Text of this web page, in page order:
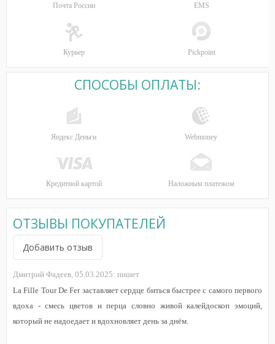
Почта России EMS
Курьер Pickpoint
СПОСОБЫ ОПЛАТЫ:
Яндекс Деньги Webmoney
Кредитной картой Наложным платежом
ОТЗЫВЫ ПОКУПАТЕЛЕЙ
Добавить отзыв
Дмитрий Фадеев, 05.03.2025: пишет
La Fille Tour De Fer заставляет сердце биться быстрее с самого первого
вдоха - смесь цветов и перца словно живой калейдоскоп эмоций,
который не надоедает и вдохновляет день за днём.